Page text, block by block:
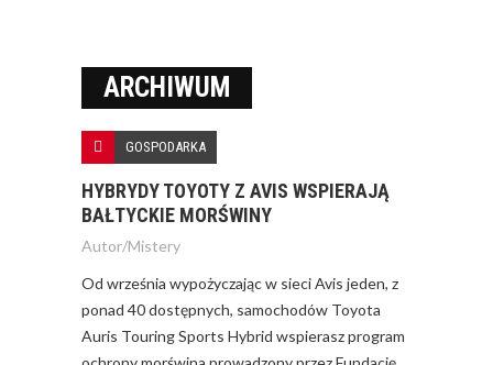
ARCHIWUM
GOSPODARKA
HYBRYDY TOYOTY Z AVIS WSPIERAJĄ
BAŁTYCKIE MORŚWINY
Autor/Mistery
Od września wypożyczając w sieci Avis jeden, z
ponad 40 dostępnych, samochodów Toyota
Auris Touring Sports Hybrid wspierasz program